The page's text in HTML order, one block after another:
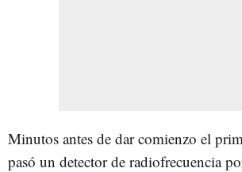
Minutos antes de dar comienzo el
pasó un detector de radiofrecuencia